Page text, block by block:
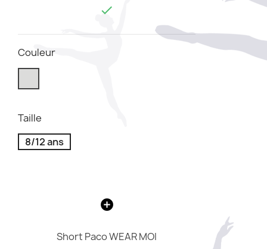

Couleur
Taille
8/12 ans
Short Paco WEAR MOI